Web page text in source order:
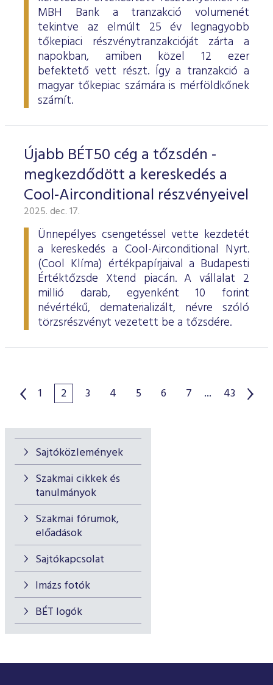
Sajtóközlemények
Szakmai cikkek és
tanulmányok
Szakmai fórumok,
előadások
Sajtókapcsolat
Imázs fotók
BÉT logók
MBH Bank a tranzakció volumenét
tekintve az elmúlt 25 év legnagyobb
tőkepiaci részvénytranzakcióját zárta a
napokban, amiben közel 12 ezer
befektető vett részt. Így a tranzakció a
magyar tőkepiac számára is mérföldkőnek
számít.
Újabb BÉT50 cég a tőzsdén -
megkezdődött a kereskedés a
Cool-Airconditional részvényeivel
2025. dec. 17.
Ünnepélyes csengetéssel vette kezdetét
a kereskedés a Cool-Airconditional Nyrt.
(Cool Klíma) értékpapírjaival a Budapesti
Értéktőzsde Xtend piacán. A vállalat 2
millió darab, egyenként 10 forint
névértékű, dematerializált, névre szóló
törzsrészvényt vezetett be a tőzsdére.
1 2 3 4 5 6 7 ... 43